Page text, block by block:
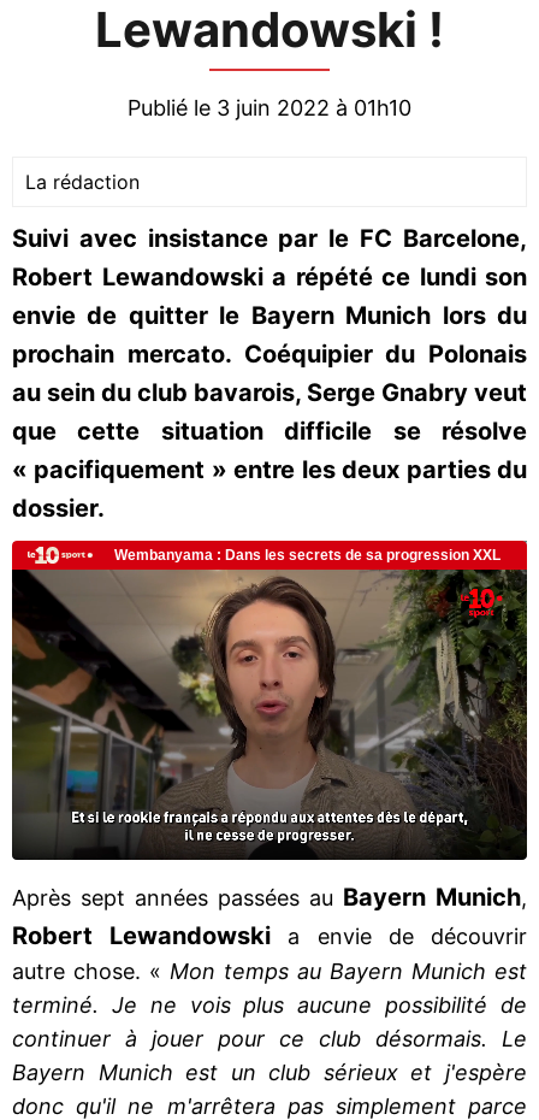
Lewandowski !
Publié le 3 juin 2022 à 01h10
La rédaction
Suivi avec insistance par le FC Barcelone,
Robert Lewandowski a répété ce lundi son
envie de quitter le Bayern Munich lors du
prochain mercato. Coéquipier du Polonais
au sein du club bavarois, Serge Gnabry veut
que cette situation difficile se résolve
« pacifiquement » entre les deux parties du
dossier.
Après sept années passées au Bayern Munich,
Robert Lewandowski a envie de découvrir
autre chose. « Mon temps au Bayern Munich est
terminé. Je ne vois plus aucune possibilité de
continuer à jouer pour ce club désormais. Le
Bayern Munich est un club sérieux et j'espère
donc qu'il ne m'arrêtera pas simplement parce